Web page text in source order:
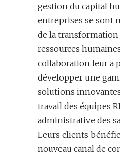
gestion du capital
entreprises se sont
de la transformation
ressources
collaboration leur a
développer une
solutions
travail des équipes
administrative des
Leurs clients
nouveau canal de